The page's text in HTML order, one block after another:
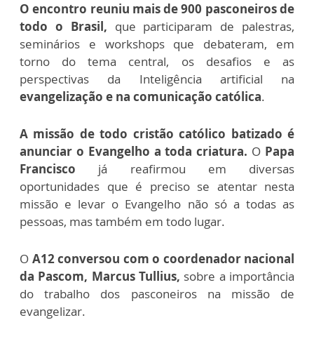
O encontro reuniu mais de 900 pasconeiros de
todo o Brasil, que participaram de palestras,
seminários e workshops que debateram, em
torno do tema central, os desafios e as
perspectivas da Inteligência artificial na
evangelização e na comunicação católica.
A missão de todo cristão católico batizado é
anunciar o Evangelho a toda criatura. O Papa
Francisco já reafirmou em diversas
oportunidades que é preciso se atentar nesta
missão e levar o Evangelho não só a todas as
pessoas, mas também em todo lugar.
O A12 conversou com o coordenador nacional
da Pascom, Marcus Tullius, sobre a importância
do trabalho dos pasconeiros na missão de
evangelizar.